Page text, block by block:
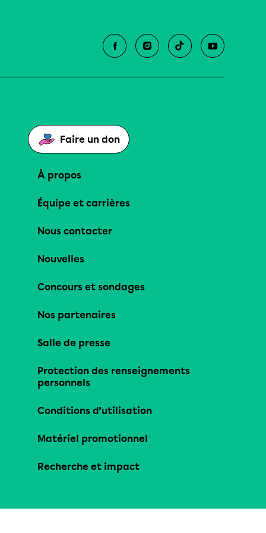
Faire un don
À propos
Équipe et carrières
Nous contacter
Nouvelles
Concours et sondages
Nos partenaires
Salle de presse
Protection des renseignements
personnels
Conditions d’utilisation
Matériel promotionnel
Recherche et impact